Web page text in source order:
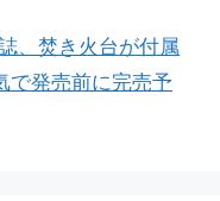
、焚き火台が付属
発売前に完売予